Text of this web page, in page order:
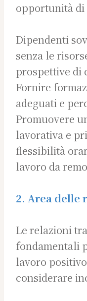
opportunità di
Dipendenti
senza le
prospettive di
Fornire
adeguati e
Promuovere
lavorativa e
flessibilità
lavoro da
2. Area delle
Le relazioni
fondamentali
lavoro
considerare